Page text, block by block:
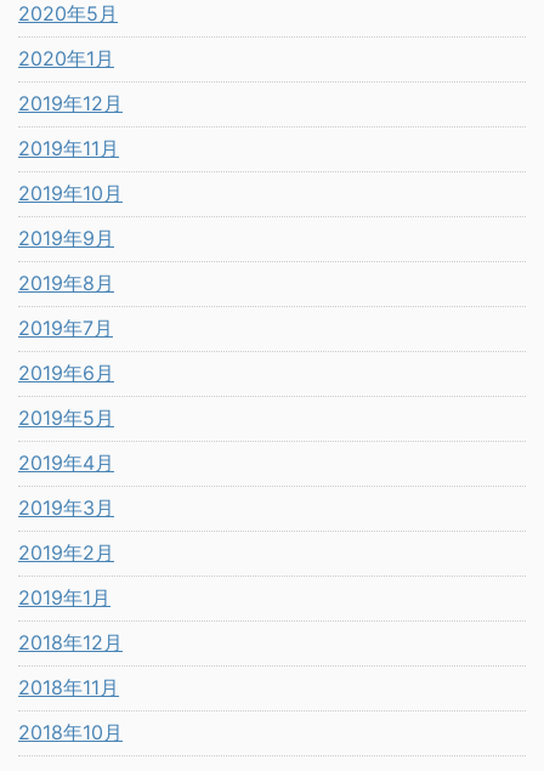
2020年5月
2020年1月
2019年12月
2019年11月
2019年10月
2019年9月
2019年8月
2019年7月
2019年6月
2019年5月
2019年4月
2019年3月
2019年2月
2019年1月
2018年12月
2018年11月
2018年10月